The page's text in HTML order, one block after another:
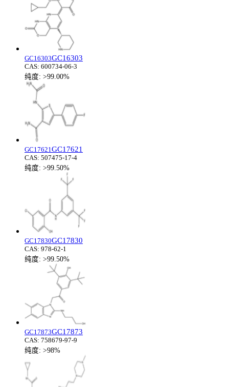
GC16303GC16303
CAS: 600734-06-3
纯度: >99.00%
GC17621 GC17621
CAS: 507475-17-4
纯度: >99.50%
GC17830GC17830
CAS: 978-62-1
纯度: >99.50%
GC17873GC17873
CAS: 758679-97-9
纯度: >98%